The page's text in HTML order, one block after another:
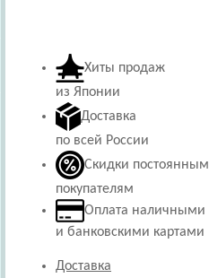
Хиты продаж
из Японии
Доставка
по всей России
Скидки постоянным
покупателям
Оплата наличными
и банковскими картами
Доставка